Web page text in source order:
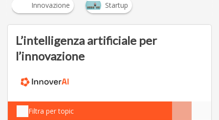
Innovazione Startup
L’intelligenza artificiale per
l’innovazione
Filtra per topic